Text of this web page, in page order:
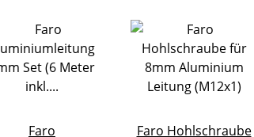
Faro
Faro Hohlschraube